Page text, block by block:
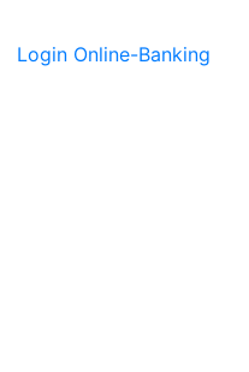
Login Online-Banking